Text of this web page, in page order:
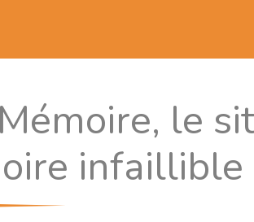
le
infaillible